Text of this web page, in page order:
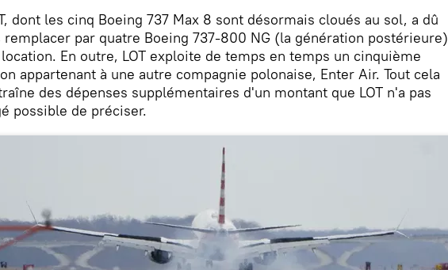
dont les cinq Boeing 737 Max 8 sont désormais cloués au sol, a dû
remplacer par quatre Boeing 737-800 NG (la génération postérieure)
En outre, LOT exploite de temps en temps un cinquième
appartenant à une autre compagnie polonaise, Enter Air. Tout cela
des dépenses supplémentaires d'un montant que LOT n'a pas
possible de préciser.